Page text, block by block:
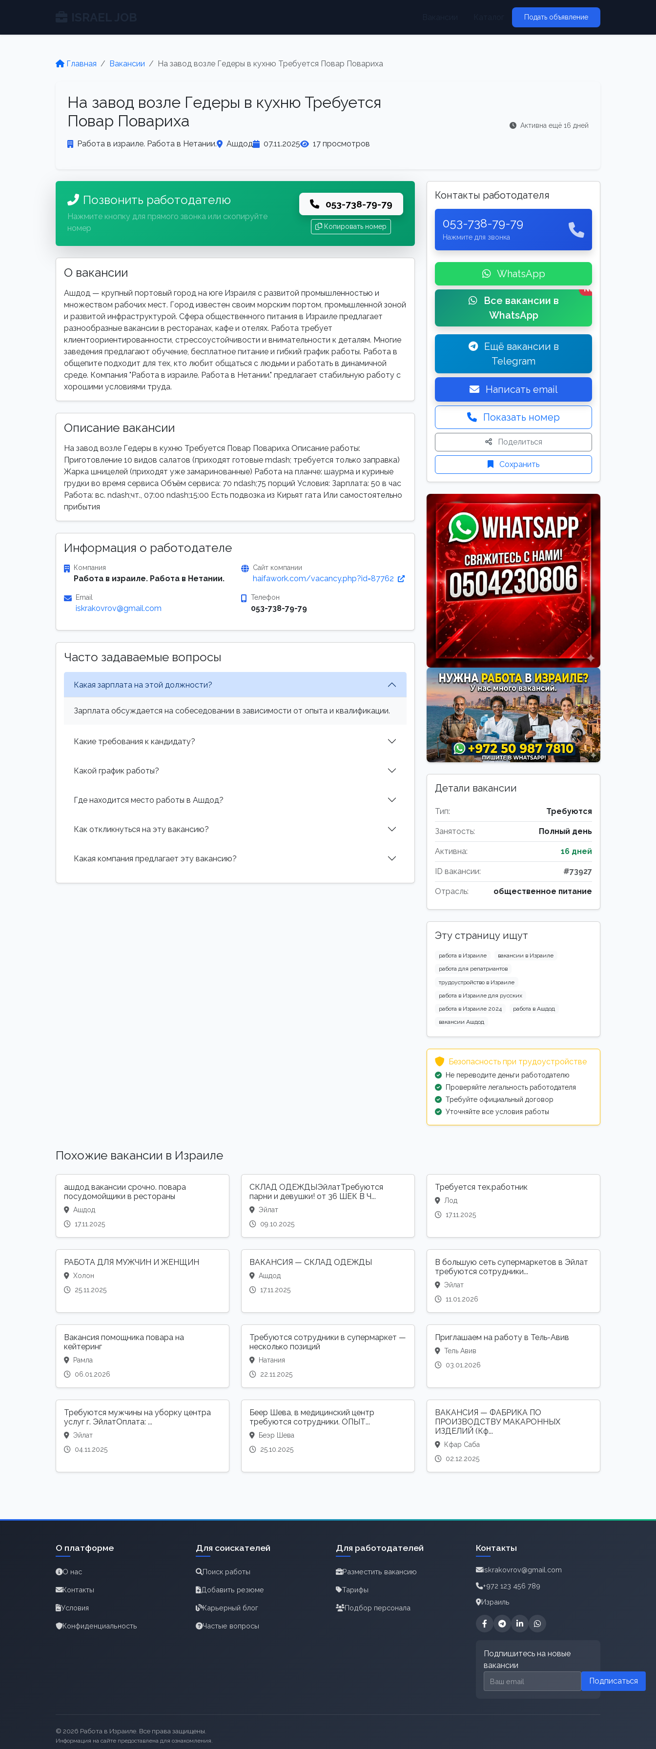
Подать объявление
Главная Вакансии На завод возле Гедеры в кухню Требуется Повар Повариха
На завод возле Гедеры в кухню Требуется
Повар Повариха
Работа в израиле. Работа в Нетании. Ашдод 07.11.2025 17 просмотров
Активна ещё 16 дней
Позвонить работодателю
Нажмите кнопку для прямого звонка или скопируйте
номер
053-738-79-79
Копировать номер
О вакансии
Ашдод — крупный портовый город на юге Израиля с развитой промышленностью и
множеством рабочих мест. Город известен своим морским портом, промышленной зоной
и развитой инфраструктурой. Сфера общественного питания в Израиле предлагает
разнообразные вакансии в ресторанах, кафе и отелях. Работа требует
клиентоориентированности, стрессоустойчивости и внимательности к деталям. Многие
заведения предлагают обучение, бесплатное питание и гибкий график работы. Работа в
общепите подходит для тех, кто любит общаться с людьми и работать в динамичной
среде. Компания "Работа в израиле. Работа в Нетании." предлагает стабильную работу с
хорошими условиями труда.
Описание вакансии
На завод возле Гедеры в кухню Требуется Повар Повариха Описание работы:
Приготовление 10 видов салатов (приходят готовые mdash; требуется только заправка)
Жарка шницелей (приходят уже замаринованные) Работа на планче: шаурма и куриные
грудки во время сервиса Объём сервиса: 70 ndash;75 порций Условия: Зарплата: 50 в час
Работа: вс. ndash;чт., 07:00 ndash;15:00 Есть подвозка из Кирьят гата Или самостоятельно
прибытия
Информация о работодателе
Компания
Работа в израиле. Работа в Нетании.
Сайт компании
haifawork.com/vacancy.php?id=87762
Email
iskrakovrov@gmail.com
Телефон
053-738-79-79
Часто задаваемые вопросы
Какая зарплата на этой должности?
Зарплата обсуждается на собеседовании в зависимости от опыта и квалификации.
Какие требования к кандидату?
Какой график работы?
Где находится место работы в Ашдод?
Как откликнуться на эту вакансию?
Какая компания предлагает эту вакансию?
Контакты работодателя
053-738-79-79
Нажмите для звонка
WhatsApp
Все вакансии в
WhatsApp
New
Ещё вакансии в
Telegram
Написать email
Показать номер
Поделиться
Сохранить
Детали вакансии
Тип: Требуются
Занятость: Полный день
Активна: 16 дней
ID вакансии: #73927
Отрасль: общественное питание
Эту страницу ищут
работа в Израиле
вакансии в Израиле
работа для репатриантов
трудоустройство в Израиле
работа в Израиле для русских
работа в Израиле 2024
работа в Ашдод
вакансии Ашдод
Безопасность при трудоустройстве
Не переводите деньги работодателю
Проверяйте легальность работодателя
Требуйте официальный договор
Уточняйте все условия работы
Похожие вакансии в Израиле
ашдод вакансии срочно. повара
посудомойщики в рестораны
Ашдод
17.11.2025
СКЛАД ОДЕЖДЫЭйлатТребуются
парни и девушки! от 36 ШЕК В Ч...
Эйлат
09.10.2025
Требуется тех.работник
Лод
17.11.2025
РАБОТА ДЛЯ МУЖЧИН И ЖЕНЩИН
Холон
25.11.2025
ВАКАНСИЯ — СКЛАД ОДЕЖДЫ
Ашдод
17.11.2025
В большую сеть супермаркетов в Эйлат
требуются сотрудники...
Эйлат
11.01.2026
Вакансия помощника повара на
кейтеринг
Рамла
06.01.2026
Требуются сотрудники в супермаркет —
несколько позиций
Натания
22.11.2025
Приглашаем на работу в Тель-Авив
Тель Авив
03.01.2026
Требуются мужчины на уборку центра
услуг г. ЭйлатОплата: ...
Эйлат
04.11.2025
Беер Шева, в медицинский центр
требуются сотрудники. ОПЫТ...
Беэр Шева
25.10.2025
ВАКАНСИЯ — ФАБРИКА ПО
ПРОИЗВОДСТВУ МАКАРОННЫХ
ИЗДЕЛИЙ (Кф...
Кфар Саба
02.12.2025
О платформе
О нас
Контакты
Условия
Конфиденциальность
Для соискателей
Поиск работы
Добавить резюме
Карьерный блог
Частые вопросы
Для работодателей
Разместить вакансию
Тарифы
Подбор персонала
Контакты
iskrakovrov@gmail.com
+972 123 456 789
Израиль
Подпишитесь на новые
вакансии
Email для подписки
Подписаться
© 2026 Работа в Израиле. Все права защищены.
Информация на сайте предоставлена для ознакомления.